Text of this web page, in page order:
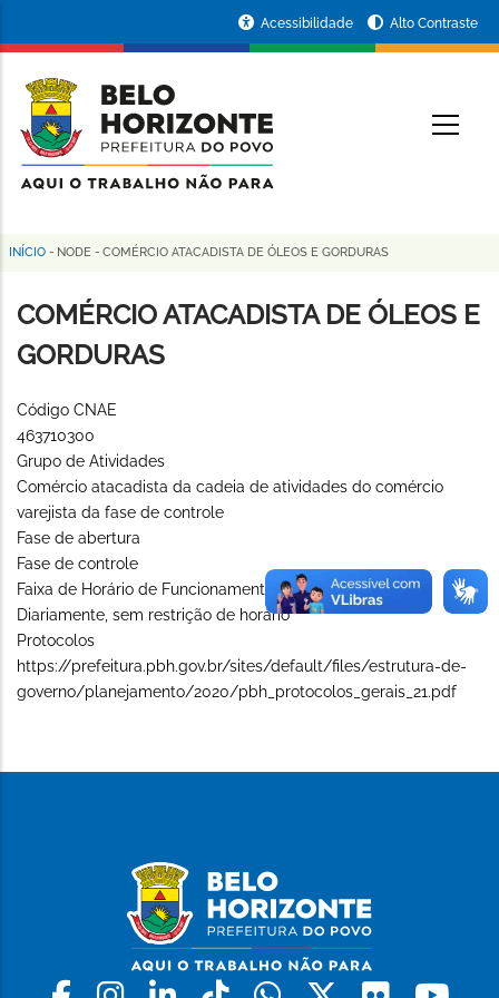
conteúdo
principal
da
Prefeitura
de
Horizonte
Acessibilidade Alto Contraste
Trilha
de
navegação
INÍCIO - NODE - COMÉRCIO ATACADISTA DE ÓLEOS E GORDURAS
COMÉRCIO ATACADISTA DE ÓLEOS E
GORDURAS
Código CNAE
463710300
Grupo de Atividades
Comércio atacadista da cadeia de atividades do comércio
varejista da fase de controle
Fase de abertura
Fase de controle
Faixa de Horário de Funcionamento (Long)
Diariamente, sem restrição de horário
Protocolos
https://prefeitura.pbh.gov.br/sites/default/files/estrutura-de-
governo/planejamento/2020/pbh_protocolos_gerais_21.pdf